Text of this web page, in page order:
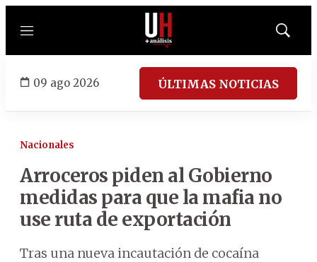
Menú
Mostrar
09 ago 2026 ÚLTIMAS NOTICIAS
Nacionales
Arroceros piden al Gobierno
medidas para que la mafia no
use ruta de exportación
Tras una nueva incautación de cocaína